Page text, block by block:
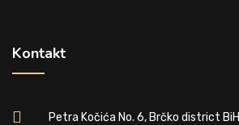
Kontakt
Petra Kočića No. 6, Brčko district BiH